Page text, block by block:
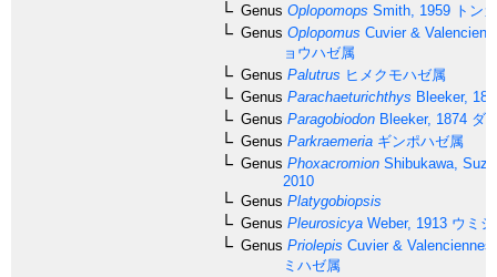
Genus Oplopomops Smith, 1959 トン
Genus Oplopomus Cuvier &
ョウハゼ属
Genus Palutrus ヒメクモハゼ属
Genus Parachaeturichthys Bleeker,
Genus Paragobiodon Bleeker, 1874 ダ
Genus Parkraemeria ギンポハゼ属
Genus Phoxacromion Shibukawa,
2010
Genus Platygobiopsis
Genus Pleurosicya Weber, 1913 ウミ
Genus Priolepis Cuvier &
ミハゼ属